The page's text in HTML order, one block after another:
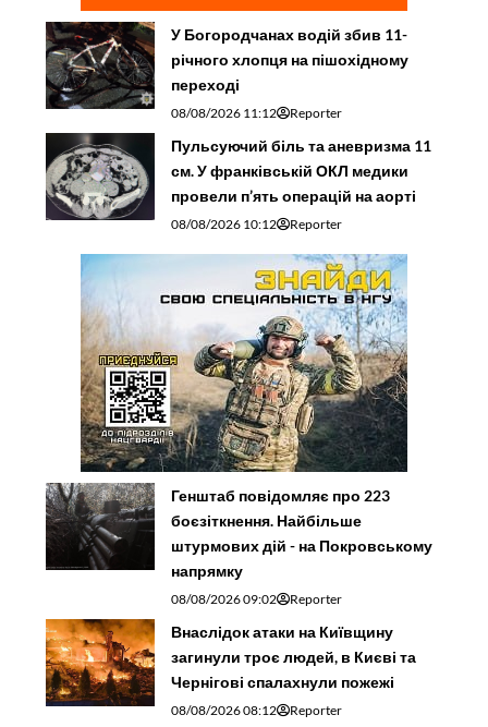
У Богородчанах водій збив 11-
річного хлопця на пішохідному
переході
08/08/2026 11:12 Reporter
Пульсуючий біль та аневризма 11
см. У франківській ОКЛ медики
провели п’ять операцій на аорті
08/08/2026 10:12 Reporter
Генштаб повідомляє про 223
боєзіткнення. Найбільше
штурмових дій - на Покровському
напрямку
08/08/2026 09:02 Reporter
Внаслідок атаки на Київщину
загинули троє людей, в Києві та
Чернігові спалахнули пожежі
08/08/2026 08:12 Reporter